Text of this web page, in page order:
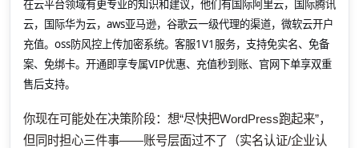
在云平台领域有更专业的知识和建议，他们有国际阿里云，国际腾讯
云，国际华为云，aws亚马逊，谷歌云一级代理的渠道，微软云开户
充值。oss防风控上传加密系统。客服1V1服务，支持免实名、免备
案、免绑卡。开通即享专属VIP优惠、充值秒到账、官网下单享双重
售后支持。
你现在可能处在决策阶段：想“尽快把WordPress跑起来”，
但同时担心三件事——账号层面过不了（实名认证/企业认